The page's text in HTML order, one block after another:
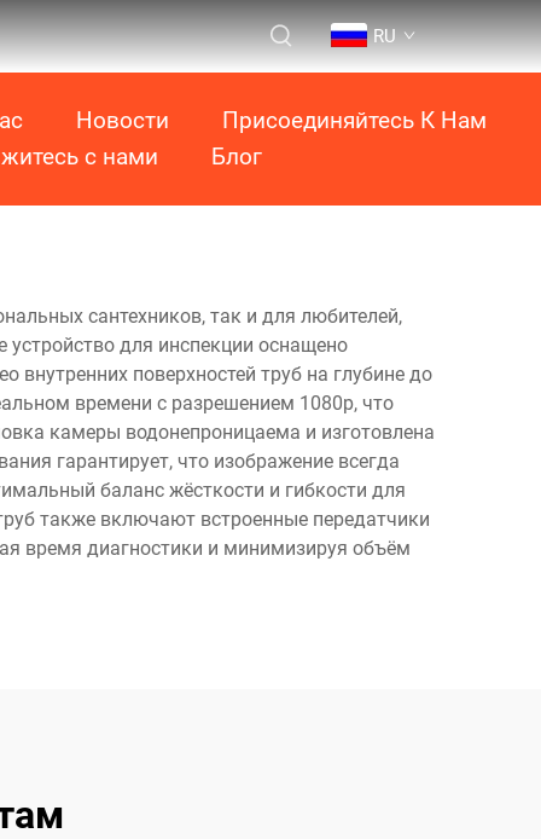
RU
Новости
Присоединяйтесь К Нам
с нами
Блог
сантехников, так и для любителей,
устройство для инспекции оснащено
внутренних поверхностей труб на глубине до
времени с разрешением 1080p, что
камеры водонепроницаема и изготовлена
гарантирует, что изображение всегда
баланс жёсткости и гибкости для
также включают встроенные передатчики
время диагностики и минимизируя объём